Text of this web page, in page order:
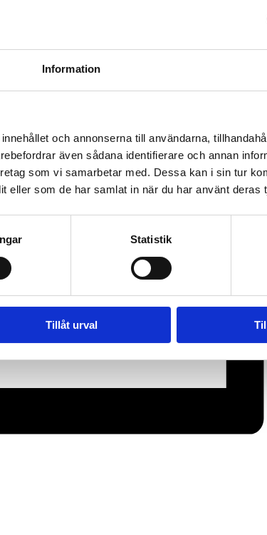
Information
och annonserna till användarna,
även sådana identifierare och annan
som vi samarbetar med. Dessa kan i sin tur
eller som de har samlat in när du har använt deras
Statistik
Tillåt urval